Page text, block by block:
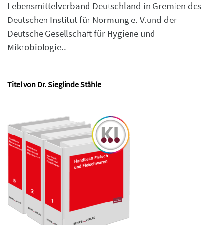
Lebensmittelverband Deutschland in Gremien des
Deutschen Institut für Normung e. V.und der
Deutsche Gesellschaft für Hygiene und
Mikrobiologie..
Titel von Dr. Sieglinde Stähle